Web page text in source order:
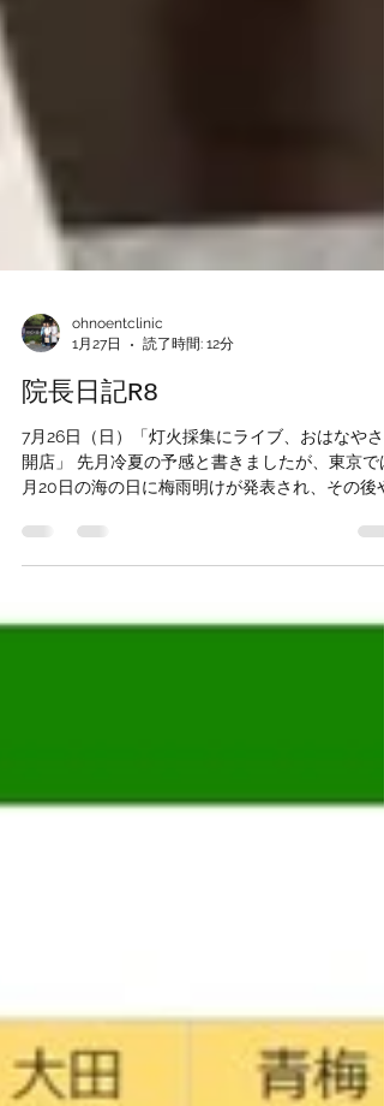
1月27日
読了時間: 12分
院長日記R8
7月26日（日）「灯火採集にライブ、おはなやさ
月20日の海の日に梅雨明けが発表され、その後や
新潟県、2回目が山梨県、3回目が群馬県の某所に